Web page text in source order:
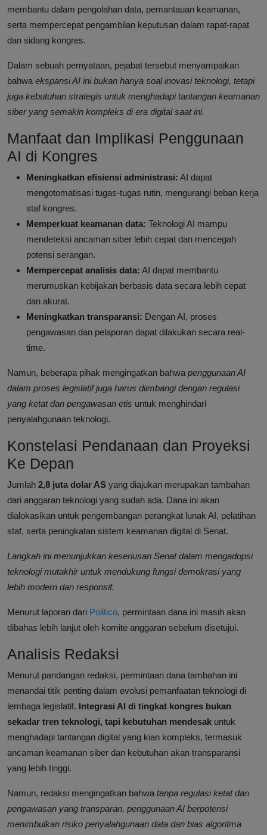
membantu dalam pengolahan data, pemantauan keamanan,
serta mempercepat pengambilan keputusan dalam rapat-rapat
dan sidang kongres.
Dalam sebuah pernyataan, pejabat tersebut menyampaikan
bahwa ekspansi AI ini bukan hanya soal inovasi teknologi, tetapi
juga kebutuhan strategis untuk menghadapi tantangan keamanan
siber yang semakin kompleks di era digital saat ini.
Manfaat dan Implikasi Penggunaan
AI di Kongres
Meningkatkan efisiensi administrasi: AI dapat
mengotomatisasi tugas-tugas rutin, mengurangi beban kerja
staf kongres.
Memperkuat keamanan data: Teknologi AI mampu
mendeteksi ancaman siber lebih cepat dan mencegah
potensi serangan.
Mempercepat analisis data: AI dapat membantu
merumuskan kebijakan berbasis data secara lebih cepat
dan akurat.
Meningkatkan transparansi: Dengan AI, proses
pengawasan dan pelaporan dapat dilakukan secara real-
time.
Namun, beberapa pihak mengingatkan bahwa penggunaan AI
dalam proses legislatif juga harus diimbangi dengan regulasi
yang ketat dan pengawasan etis untuk menghindari
penyalahgunaan teknologi.
Konstelasi Pendanaan dan Proyeksi
Ke Depan
Jumlah 2,8 juta dolar AS yang diajukan merupakan tambahan
dari anggaran teknologi yang sudah ada. Dana ini akan
dialokasikan untuk pengembangan perangkat lunak AI, pelatihan
staf, serta peningkatan sistem keamanan digital di Senat.
Langkah ini menunjukkan keseriusan Senat dalam mengadopsi
teknologi mutakhir untuk mendukung fungsi demokrasi yang
lebih modern dan responsif.
Menurut laporan dari Politico, permintaan dana ini masih akan
dibahas lebih lanjut oleh komite anggaran sebelum disetujui.
Analisis Redaksi
Menurut pandangan redaksi, permintaan dana tambahan ini
menandai titik penting dalam evolusi pemanfaatan teknologi di
lembaga legislatif. Integrasi AI di tingkat kongres bukan
sekadar tren teknologi, tapi kebutuhan mendesak untuk
menghadapi tantangan digital yang kian kompleks, termasuk
ancaman keamanan siber dan kebutuhan akan transparansi
yang lebih tinggi.
Namun, redaksi mengingatkan bahwa tanpa regulasi ketat dan
pengawasan yang transparan, penggunaan AI berpotensi
menimbulkan risiko penyalahgunaan data dan bias algoritma